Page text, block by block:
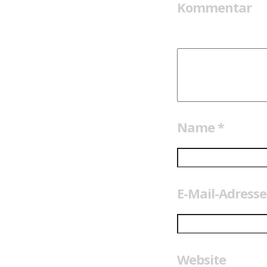
Kommentar
Name *
E-Mail-
Website